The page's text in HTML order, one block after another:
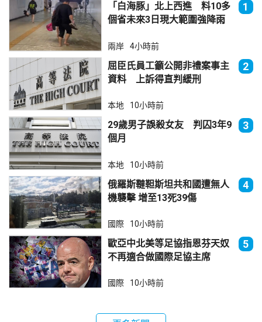
「白海豚」北上西進 料10多
個省未來3日現大範圍強降雨
1
兩岸 4小時前
屈臣氏員工籲公開非禮案事主
資料 上訴得直判緩刑
2
本地 10小時前
29歲男子誤殺女友 判囚3年9
個月
3
本地 10小時前
俄羅斯韃靼斯坦共和國遭無人
機襲擊 增至13死39傷
4
國際 10小時前
歐亞中北美等足協指恩芬天奴
不再適合做國際足協主席
5
國際 10小時前